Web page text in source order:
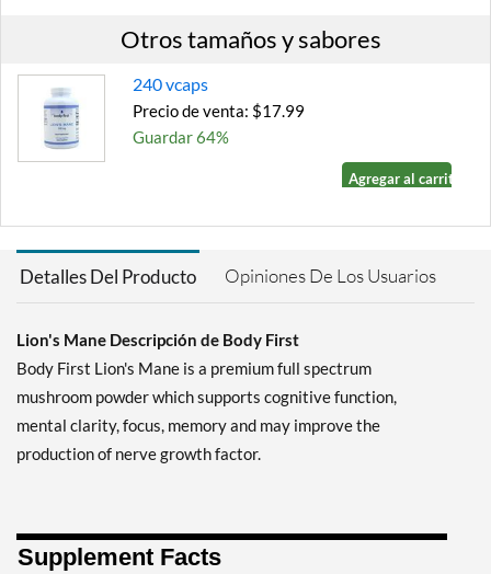
Otros tamaños y sabores
240 vcaps
Precio de venta: $17.99
Guardar 64%
Agregar al carrito »
Detalles Del Producto Opiniones De Los Usuarios
Lion's Mane Descripción de Body First
Body First Lion's Mane is a premium full spectrum
mushroom powder which supports cognitive function,
mental clarity, focus, memory and may improve the
production of nerve growth factor.
Supplement Facts